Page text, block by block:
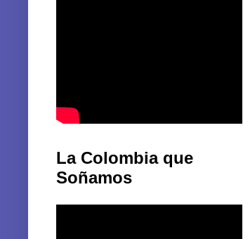
La Colombia que
Soñamos